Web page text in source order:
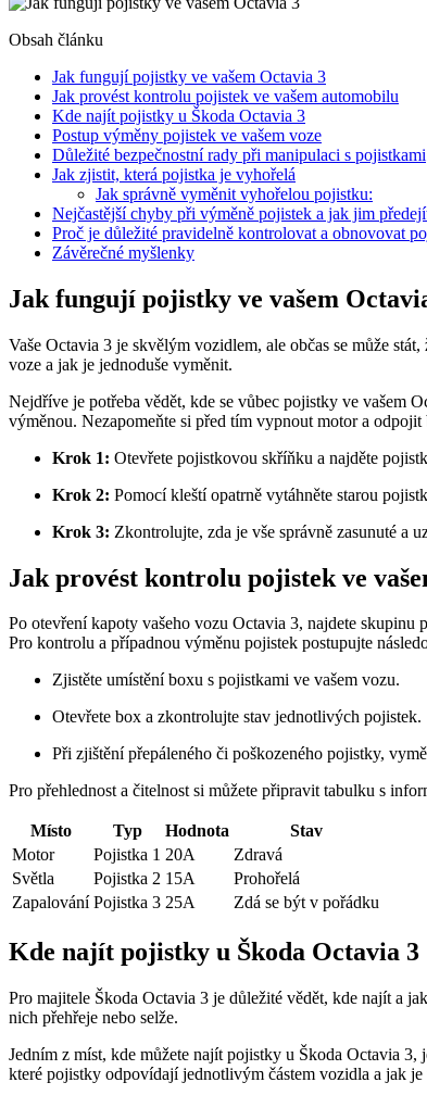
Obsah článku
Jak fungují pojistky ve vašem Octavia 3
Jak provést kontrolu pojistek ve vašem automobilu
Kde najít pojistky u Škoda Octavia 3
Postup výměny pojistek ve vašem voze
Důležité bezpečnostní rady při manipulaci s pojistkami
Jak zjistit, která pojistka je vyhořelá
Jak správně vyměnit vyhořelou pojistku:
Nejčastější chyby při výměně pojistek a jak jim
Proč je důležité pravidelně kontrolovat a obnovovat
Závěrečné myšlenky
Jak fungují pojistky ve vašem
Vaše Octavia 3 je skvělým vozidlem, ale občas se může
voze a jak je jednoduše vyměnit.
Nejdříve je potřeba vědět, kde se vůbec pojistky ve vašem
výměnou. Nezapomeňte si před tím vypnout motor a odpojit
Krok 1: Otevřete pojistkovou skříňku a najděte
Krok 2: Pomocí kleští opatrně vytáhněte starou
Krok 3: Zkontrolujte, zda je vše správně zasunuté a
Jak provést kontrolu pojistek ve
Po otevření kapoty vašeho vozu Octavia 3, najdete
Pro kontrolu a případnou výměnu pojistek postupujte
Zjistěte umístění boxu s pojistkami ve vašem vozu.
Otevřete box a zkontrolujte stav jednotlivých pojistek.
Při zjištění přepáleného či poškozeného pojistky,
Pro přehlednost a čitelnost si můžete připravit tabulku s
Místo Typ Hodnota
Stav
Motor
Pojistka 1 20A
Zdravá
Světla
Pojistka 2 15A
Prohořelá
Zapalování Pojistka 3 25A Zdá se být v pořádku
Kde najít pojistky u Škoda Octavia 3
Pro majitele Škoda Octavia 3 je důležité vědět, kde najít a
nich přehřeje nebo selže.
Jedním z míst, kde můžete najít pojistky u Škoda Octavia
které pojistky odpovídají jednotlivým částem vozidla a jak